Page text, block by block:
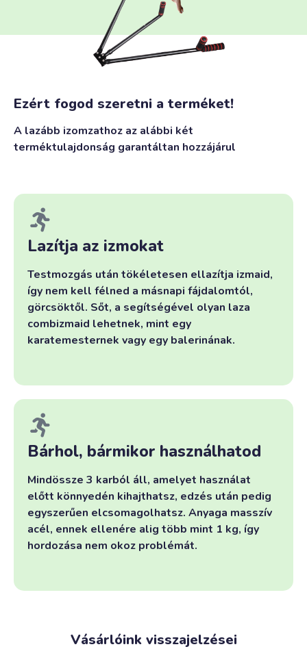
Ezért fogod szeretni a terméket!
A lazább izomzathoz az alábbi két
terméktulajdonság garantáltan hozzájárul
Lazítja az izmokat
Testmozgás után tökéletesen ellazítja izmaid,
így nem kell félned a másnapi fájdalomtól,
görcsöktől. Sőt, a segítségével olyan laza
combizmaid lehetnek, mint egy
karatemesternek vagy egy balerinának.
Bárhol, bármikor használhatod
Mindössze 3 karból áll, amelyet használat
előtt könnyedén kihajthatsz, edzés után pedig
egyszerűen elcsomagolhatsz. Anyaga masszív
acél, ennek ellenére alig több mint 1 kg, így
hordozása nem okoz problémát.
Vásárlóink visszajelzései